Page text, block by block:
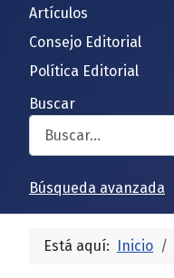
Artículos
Consejo Editorial
Política Editorial
Buscar
Búsqueda avanzada
Está aquí: Inicio